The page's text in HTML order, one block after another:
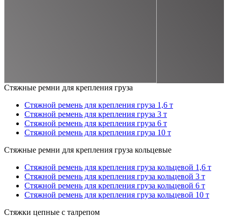
Стяжные ремни для крепления груза
Стяжной ремень для крепления груза 1,6 т
Стяжной ремень для крепления груза 3 т
Стяжной ремень для крепления груза 6 т
Стяжной ремень для крепления груза 10 т
Стяжные ремни для крепления груза кольцевые
Стяжной ремень для крепления груза кольцевой 1,6 т
Стяжной ремень для крепления груза кольцевой 3 т
Стяжной ремень для крепления груза кольцевой 6 т
Стяжной ремень для крепления груза кольцевой 10 т
Стяжки цепные с талрепом